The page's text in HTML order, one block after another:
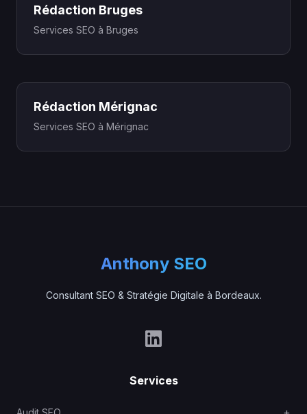
Rédaction Bruges
Services SEO à Bruges
Rédaction Mérignac
Services SEO à Mérignac
Anthony SEO
Consultant SEO & Stratégie Digitale à Bordeaux.
Services